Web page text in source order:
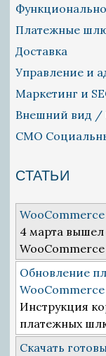
Платежные
Доставка
Управление и
Маркетинг и
Внешний вид /
СМО
СТАТЬИ
WooCommerce
4 марта
Обновление
WooCommerce
Инструкция
платежных
Скачать